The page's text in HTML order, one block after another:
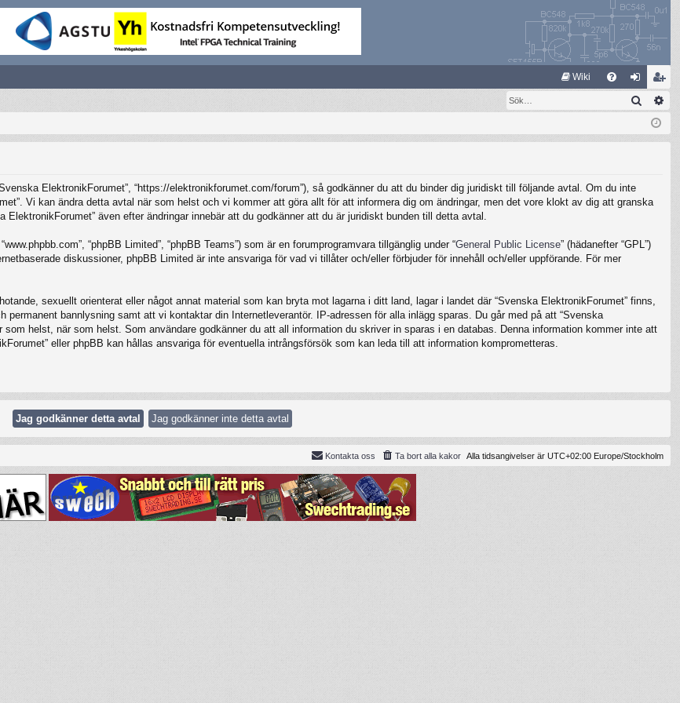
Wiki
og li
m
Sök
ElektronikForumet”, “https://elektronikforumet.com/forum”), så godkänner du att du binder dig juridiskt till följande avtal. Om du inte
Vi kan ändra detta avtal när som helst och vi kommer att göra allt för att informera dig om ändringar, men det vore klokt av dig att granska
även efter ändringar innebär att du godkänner att du är juridiskt bunden till detta avtal.
“phpBB Limited”, “phpBB Teams”) som är en forumprogramvara tillgänglig under “General Public License” (hädanefter “GPL”)
diskussioner, phpBB Limited är inte ansvariga för vad vi tillåter och/eller förbjuder för innehåll och/eller uppförande. För mer
sexuellt orienterat eller något annat material som kan bryta mot lagarna i ditt land, lagar i landet där “Svenska ElektronikForumet” finns,
bannlysning samt att vi kontaktar din Internetleverantör. IP-adressen för alla inlägg sparas. Du går med på att “Svenska
helst, när som helst. Som användare godkänner du att all information du skriver in sparas i en databas. Denna information kommer inte att
eller phpBB kan hållas ansvariga för eventuella intrångsförsök som kan leda till att information komprometteras.
Alla tidsangivelser är UTC+02:00 Europe/Stockholm
Ta bort alla kakor
Kontakta oss